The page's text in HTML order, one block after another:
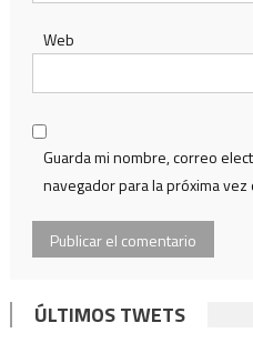
Web
Guarda mi nombre, correo
navegador para la próxima vez
ÚLTIMOS TWETS